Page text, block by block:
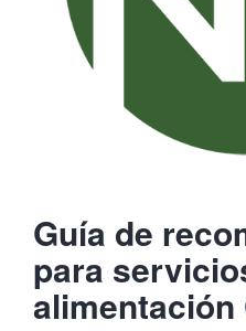
Guía de
para
alimentación